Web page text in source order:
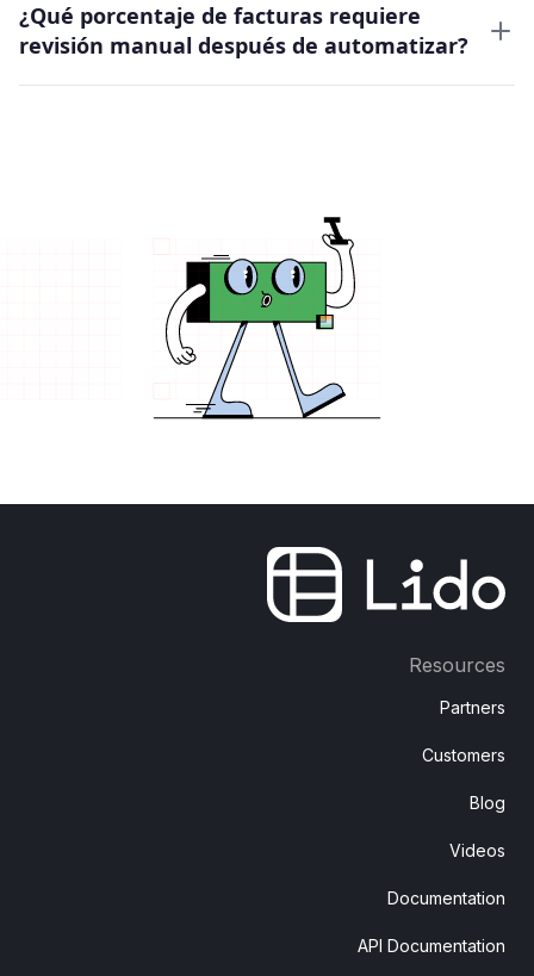
¿Qué porcentaje de facturas requiere
revisión manual después de automatizar?
Resources
Partners
Customers
Blog
Videos
Documentation
API Documentation